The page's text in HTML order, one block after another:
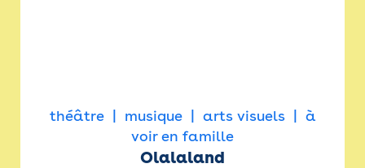
théâtre musique arts visuels
à
voir en famille
Olalaland